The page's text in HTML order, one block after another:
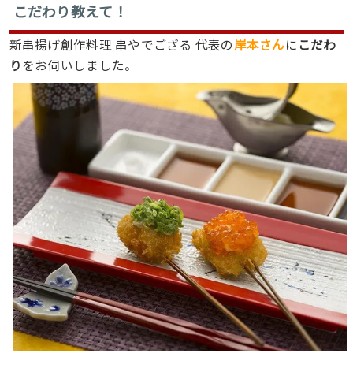
こだわり教えて！
新串揚げ創作料理 串やでござる 代表の岸本さんにこだわ
り をお伺いしました。